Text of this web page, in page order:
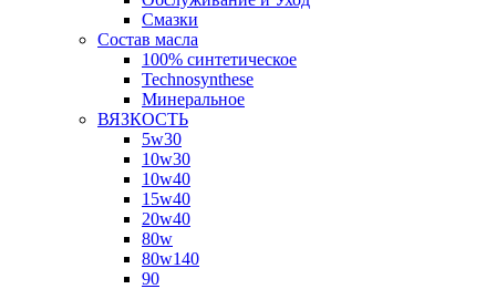
Смазки
Состав масла
100% синтетическое
Technosynthese
Минеральное
ВЯЗКОСТЬ
5w30
10w30
10w40
15w40
20w40
80w
80w140
90